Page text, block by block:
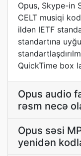
Opus, Skype-in
CELT musiqi
ildən IETF
standartına
QuickTime box
Opus audio
rəsm necə
Opus səsi
yenidən